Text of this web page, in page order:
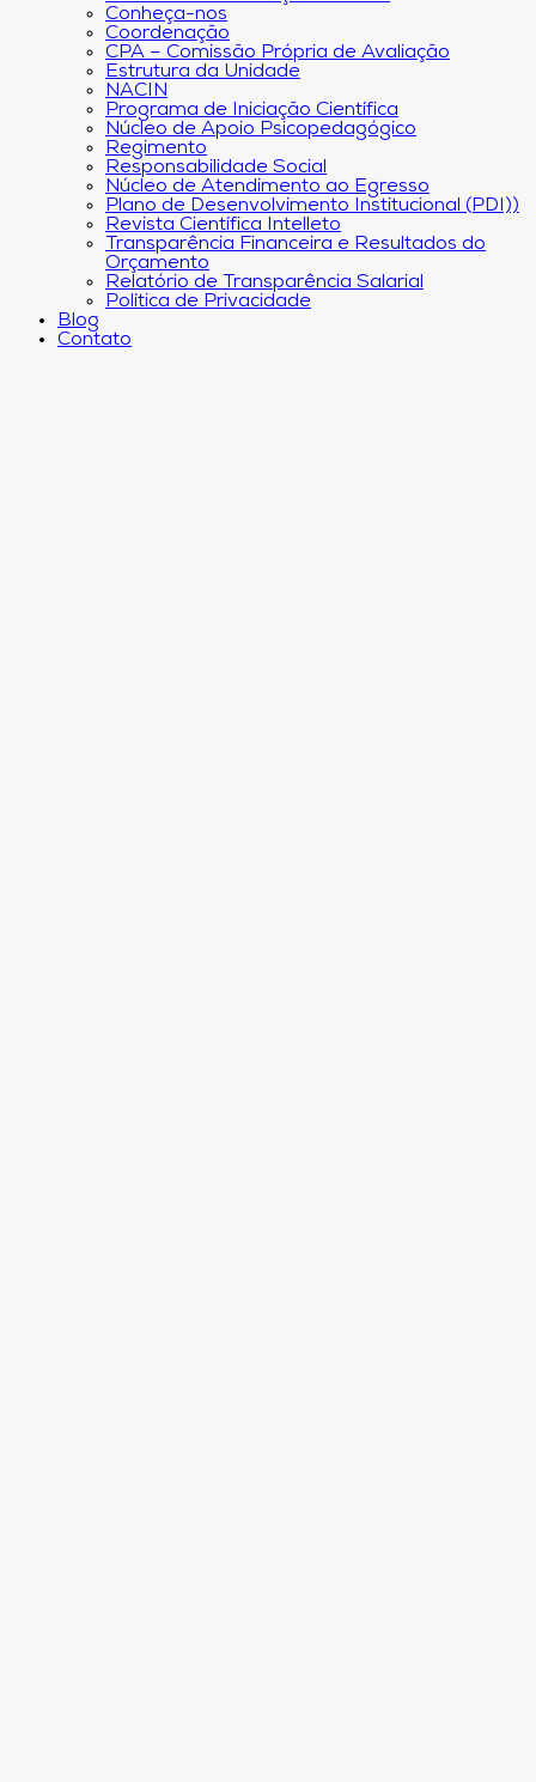
Conheça-nos
Coordenação
CPA – Comissão Própria de Avaliação
Estrutura da Unidade
NACIN
Programa de Iniciação Científica
Núcleo de Apoio Psicopedagógico
Regimento
Responsabilidade Social
Núcleo de Atendimento ao Egresso
Plano de Desenvolvimento Institucional (PDI))
Revista Científica Intelleto
Transparência Financeira e Resultados do
Orçamento
Relatório de Transparência Salarial
Política de Privacidade
Blog
Contato